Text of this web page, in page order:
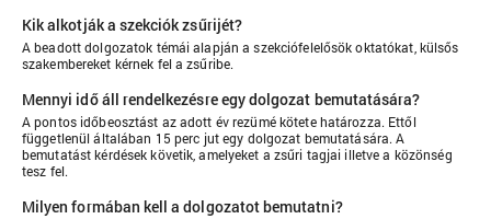
Kik alkotják a szekciók zsűrijét?
A beadott dolgozatok témái alapján a szekciófelelősök oktatókat, külsős
szakembereket kérnek fel a zsűribe.
Mennyi idő áll rendelkezésre egy dolgozat bemutatására?
A pontos időbeosztást az adott év rezümé kötete határozza. Ettől
függetlenül általában 15 perc jut egy dolgozat bemutatására. A
bemutatást kérdések követik, amelyeket a zsűri tagjai illetve a közönség
tesz fel.
Milyen formában kell a dolgozatot bemutatni?